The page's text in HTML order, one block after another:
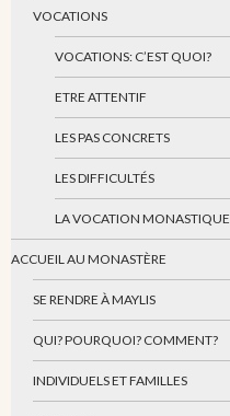
VOCATIONS
VOCATIONS: C’EST QUOI?
ETRE ATTENTIF
LES PAS CONCRETS
LES DIFFICULTÉS
LA VOCATION MONASTIQUE
ACCUEIL AU MONASTÈRE
SE RENDRE À MAYLIS
QUI? POURQUOI? COMMENT?
INDIVIDUELS ET FAMILLES